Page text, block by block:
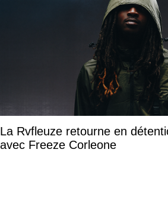
La Rvfleuze retourne en
avec Freeze Corleone